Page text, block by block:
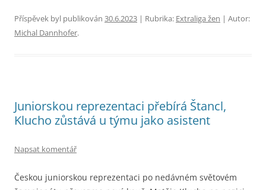
Příspěvek byl publikován 30.6.2023 | Rubrika: Extraliga žen | Autor:
Michal Dannhofer.
Juniorskou reprezentaci přebírá Štancl,
Klucho zůstává u týmu jako asistent
Napsat komentář
Českou juniorskou reprezentaci po nedávném světovém